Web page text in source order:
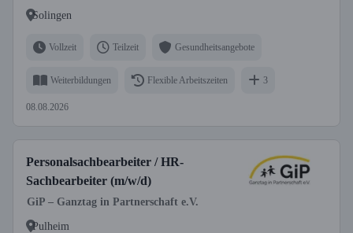
Solingen
Vollzeit Teilzeit Gesundheitsangebote
Weiterbildungen Flexible Arbeitszeiten 3
08.08.2026
Personalsachbearbeiter / HR-
Sachbearbeiter (m/w/d)
GiP – Ganztag in Partnerschaft e.V.
Pulheim